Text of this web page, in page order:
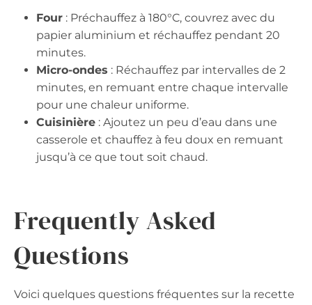
Four : Préchauffez à 180°C, couvrez avec du
papier aluminium et réchauffez pendant 20
minutes.
Micro-ondes : Réchauffez par intervalles de 2
minutes, en remuant entre chaque intervalle
pour une chaleur uniforme.
Cuisinière : Ajoutez un peu d’eau dans une
casserole et chauffez à feu doux en remuant
jusqu’à ce que tout soit chaud.
Frequently Asked
Questions
Voici quelques questions fréquentes sur la recette